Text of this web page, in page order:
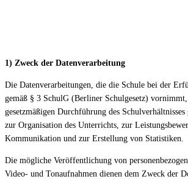
1) Zweck der Datenverarbeitung
Die Datenverarbeitungen, die die Schule bei der
gemäß § 3 SchulG (Berliner Schulgesetz)
gesetzmäßigen Durchführung des Schulverhältnisses
zur Organisation des Unterrichts, zur
Kommunikation und zur Erstellung von Statistiken.
Die mögliche Veröffentlichung von
Video- und Tonaufnahmen dienen dem Zweck der